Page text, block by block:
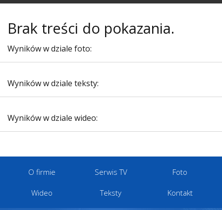
Brak treści do pokazania.
Wyników w dziale foto:
Wyników w dziale teksty:
Wyników w dziale wideo:
O firmie Serwis TV Foto
Wideo Teksty Kontakt